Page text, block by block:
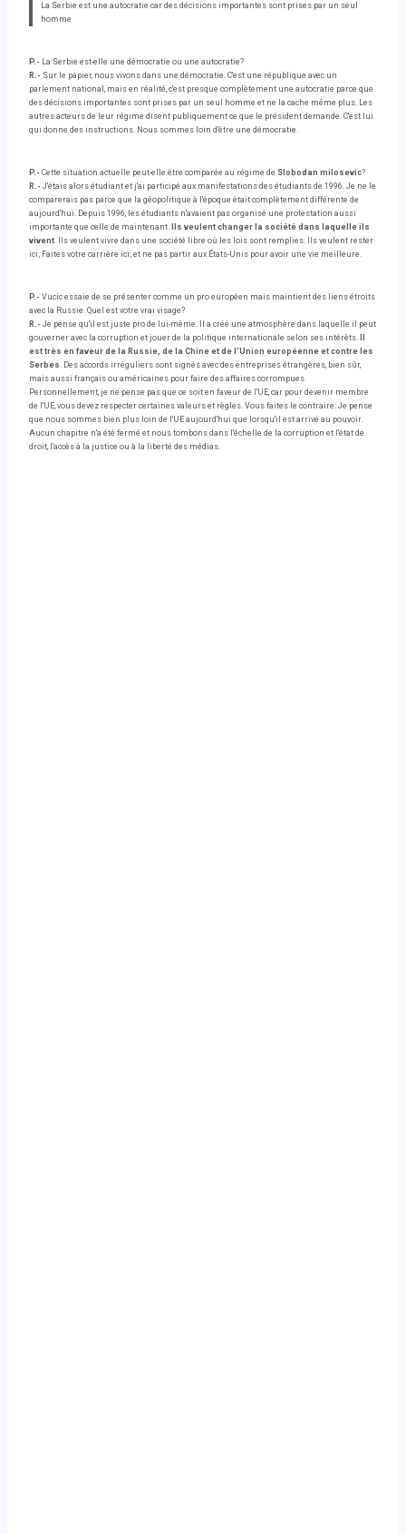
La Serbie est une autocratie car des décisions importantes sont prises par un seul
homme
P.- La Serbie est-elle une démocratie ou une autocratie?
R.- Sur le papier, nous vivons dans une démocratie. C'est une république avec un
parlement national, mais en réalité, c'est presque complètement une autocratie parce que
des décisions importantes sont prises par un seul homme et ne la cache même plus. Les
autres acteurs de leur régime disent publiquement ce que le président demande. C'est lui
qui donne des instructions. Nous sommes loin d'être une démocratie.
P.- Cette situation actuelle peut-elle être comparée au régime de Slobodan milosevic?
R.- J'étais alors étudiant et j'ai participé aux manifestations des étudiants de 1996. Je ne le
comparerais pas parce que la géopolitique à l'époque était complètement différente de
aujourd'hui. Depuis 1996, les étudiants n'avaient pas organisé une protestation aussi
importante que celle de maintenant.
Ils veulent changer la société dans laquelle ils
vivent. Ils veulent vivre dans une société libre où les lois sont remplies. Ils veulent rester
ici; Faites votre carrière ici; et ne pas partir aux États-Unis pour avoir une vie meilleure.
P.- Vucic essaie de se présenter comme un pro européen mais maintient des liens étroits
avec la Russie. Quel est votre vrai visage?
R.- Je pense qu'il est juste pro de lui-même. Il a créé une atmosphère dans laquelle il peut
gouverner avec la corruption et jouer de la politique internationale selon ses intérêts.
est très en faveur de la Russie, de la Chine et de l'Union européenne et contre les
Serbes. Des accords irréguliers sont signés avec des entreprises étrangères, bien sûr,
mais aussi français ou américaines pour faire des affaires corrompues.
Personnellement, je ne pense pas que ce soit en faveur de l'UE, car pour devenir membre
de l'UE, vous devez respecter certaines valeurs et règles. Vous faites le contraire. Je pense
que nous sommes bien plus loin de l'UE aujourd'hui que lorsqu'il est arrivé au pouvoir.
Aucun chapitre n'a été fermé et nous tombons dans l'échelle de la corruption et l'état de
droit, l'accès à la justice ou à la liberté des médias.